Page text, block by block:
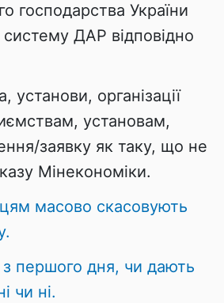
господарства України
ДАР відповідно
установи, організації
установам,
заявку як таку, що не
Мінекономіки.
масово скасовують
першого дня, чи дають
чи ні.